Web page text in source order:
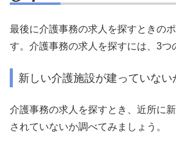
最後に介護事務の求人を探すときの
す。介護事務の求人を探すには、3つ
新しい介護施設が建っていない
介護事務の求人を探すとき、近所に
されていないか調べてみましょう。